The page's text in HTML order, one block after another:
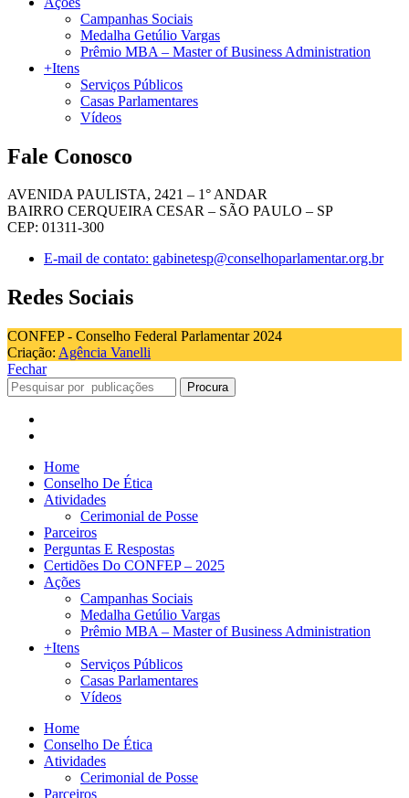
Campanhas Sociais
Medalha Getúlio Vargas
Prêmio MBA – Master of Business Administration
+Itens
Serviços Públicos
Casas Parlamentares
Vídeos
Fale Conosco
AVENIDA PAULISTA, 2421 – 1° ANDAR
BAIRRO CERQUEIRA CESAR – SÃO PAULO – SP
CEP: 01311-300
E-mail de contato: gabinetesp@conselhoparlamentar.org.br
Redes Sociais
CONFEP - Conselho Federal Parlamentar 2024
Criação: Agência Vanelli
Fechar
Procura
Home
Conselho De Ética
Atividades
Cerimonial de Posse
Parceiros
Perguntas E Respostas
Certidões Do CONFEP – 2025
Ações
Campanhas Sociais
Medalha Getúlio Vargas
Prêmio MBA – Master of Business Administration
+Itens
Serviços Públicos
Casas Parlamentares
Vídeos
Home
Conselho De Ética
Atividades
Cerimonial de Posse
Parceiros